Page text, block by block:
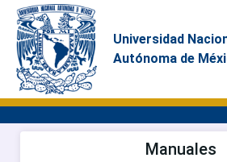
Universidad
Autónoma de
Manuales